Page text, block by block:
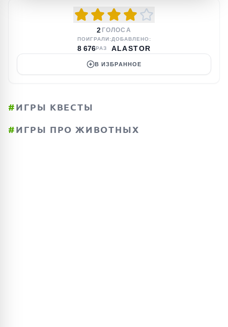
2 ГОЛОСА
ПОИГРАЛИ:
8 676РАЗ
ДОБАВЛЕНО:
ALASTOR
В ИЗБРАННОЕ
#ИГРЫ КВЕСТЫ
#ИГРЫ ПРО ЖИВОТНЫХ